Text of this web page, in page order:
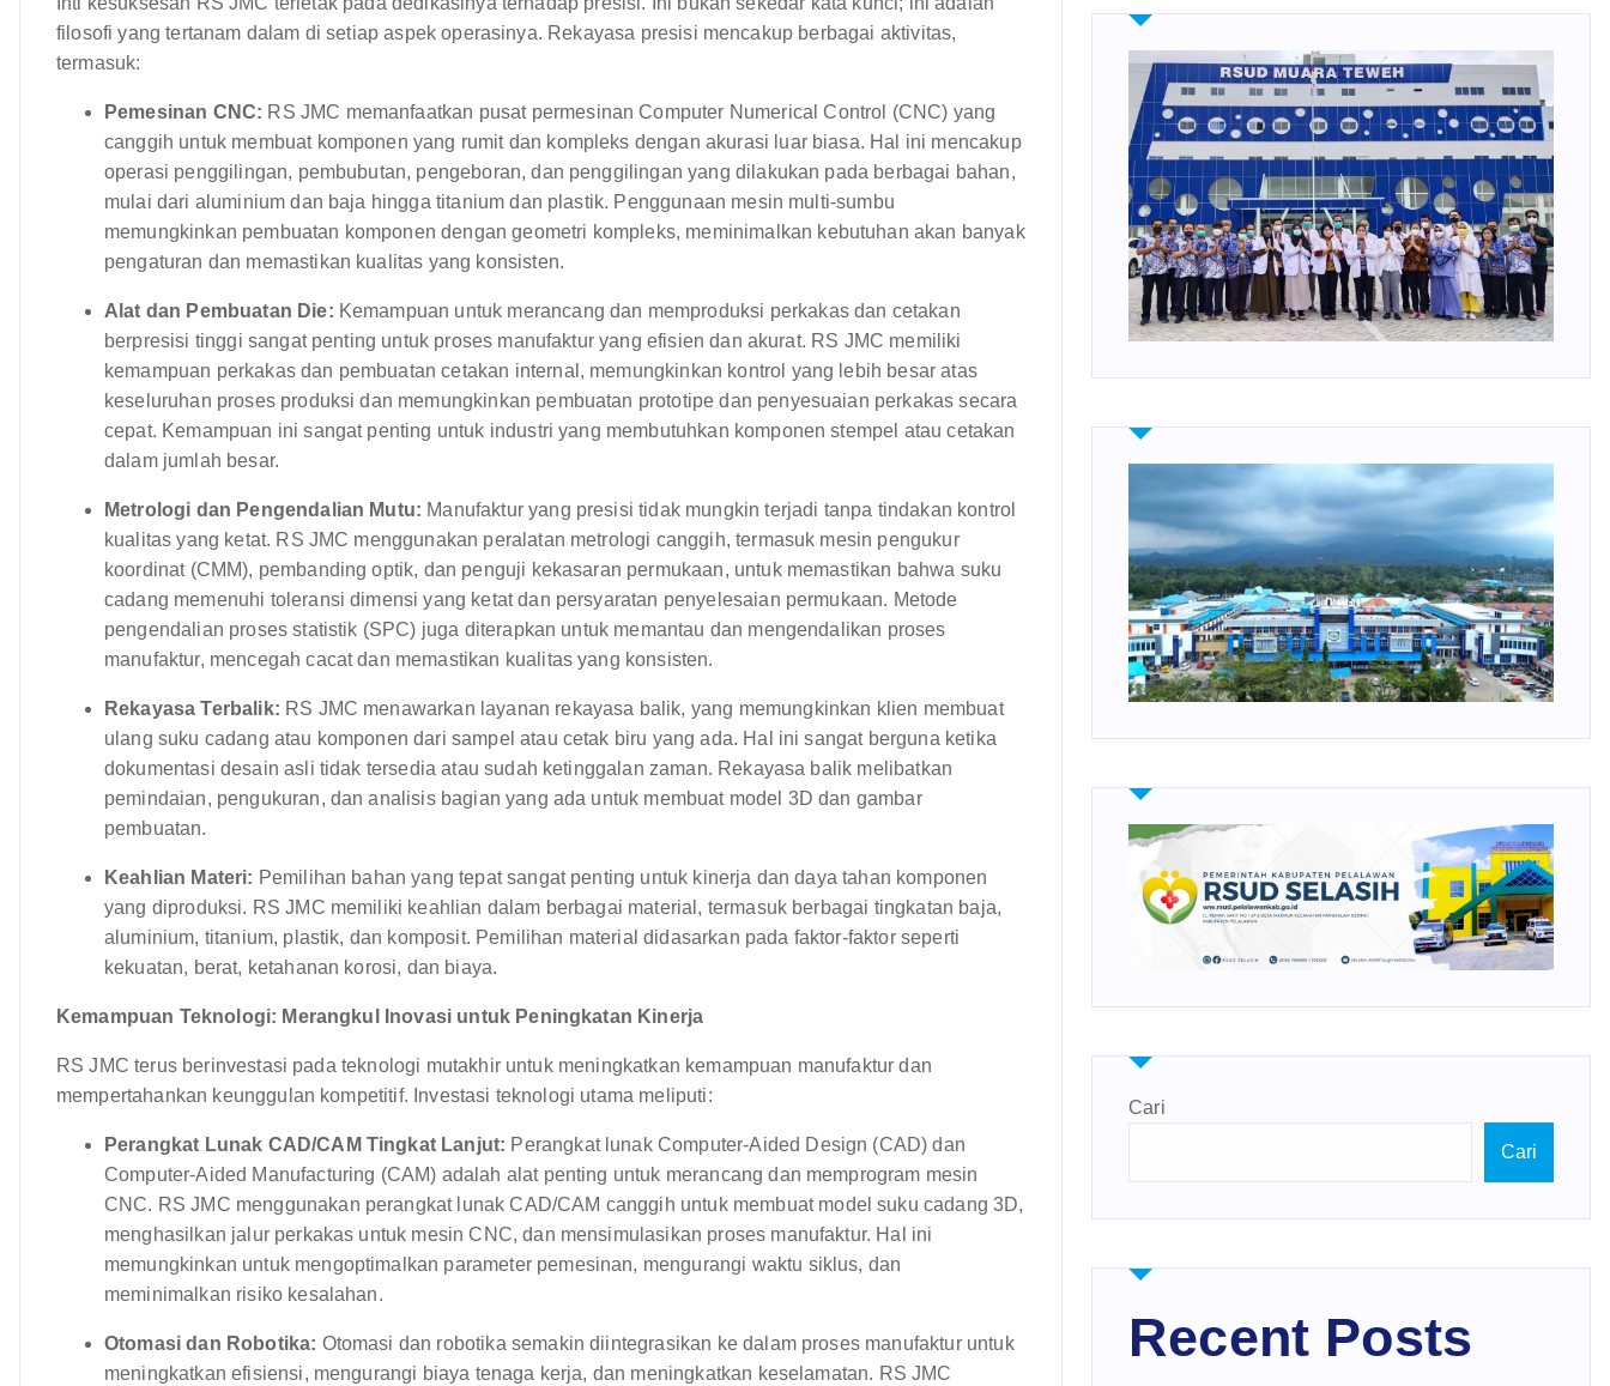
filosofi yang tertanam dalam di setiap aspek operasinya. Rekayasa presisi mencakup berbagai aktivitas,
termasuk:
Pemesinan CNC: RS JMC memanfaatkan pusat permesinan Computer Numerical Control (CNC) yang
canggih untuk membuat komponen yang rumit dan kompleks dengan akurasi luar biasa. Hal ini mencakup
operasi penggilingan, pembubutan, pengeboran, dan penggilingan yang dilakukan pada berbagai bahan,
mulai dari aluminium dan baja hingga titanium dan plastik. Penggunaan mesin multi-sumbu
memungkinkan pembuatan komponen dengan geometri kompleks, meminimalkan kebutuhan akan banyak
pengaturan dan memastikan kualitas yang konsisten.
Alat dan Pembuatan Die: Kemampuan untuk merancang dan memproduksi perkakas dan cetakan
berpresisi tinggi sangat penting untuk proses manufaktur yang efisien dan akurat. RS JMC memiliki
kemampuan perkakas dan pembuatan cetakan internal, memungkinkan kontrol yang lebih besar atas
keseluruhan proses produksi dan memungkinkan pembuatan prototipe dan penyesuaian perkakas secara
cepat. Kemampuan ini sangat penting untuk industri yang membutuhkan komponen stempel atau cetakan
dalam jumlah besar.
Metrologi dan Pengendalian Mutu: Manufaktur yang presisi tidak mungkin terjadi tanpa tindakan kontrol
kualitas yang ketat. RS JMC menggunakan peralatan metrologi canggih, termasuk mesin pengukur
koordinat (CMM), pembanding optik, dan penguji kekasaran permukaan, untuk memastikan bahwa suku
cadang memenuhi toleransi dimensi yang ketat dan persyaratan penyelesaian permukaan. Metode
pengendalian proses statistik (SPC) juga diterapkan untuk memantau dan mengendalikan proses
manufaktur, mencegah cacat dan memastikan kualitas yang konsisten.
Rekayasa Terbalik: RS JMC menawarkan layanan rekayasa balik, yang memungkinkan klien membuat
ulang suku cadang atau komponen dari sampel atau cetak biru yang ada. Hal ini sangat berguna ketika
dokumentasi desain asli tidak tersedia atau sudah ketinggalan zaman. Rekayasa balik melibatkan
pemindaian, pengukuran, dan analisis bagian yang ada untuk membuat model 3D dan gambar
pembuatan.
Keahlian Materi: Pemilihan bahan yang tepat sangat penting untuk kinerja dan daya tahan komponen
yang diproduksi. RS JMC memiliki keahlian dalam berbagai material, termasuk berbagai tingkatan baja,
aluminium, titanium, plastik, dan komposit. Pemilihan material didasarkan pada faktor-faktor seperti
kekuatan, berat, ketahanan korosi, dan biaya.
Kemampuan Teknologi: Merangkul Inovasi untuk Peningkatan Kinerja
RS JMC terus berinvestasi pada teknologi mutakhir untuk meningkatkan kemampuan manufaktur dan
mempertahankan keunggulan kompetitif. Investasi teknologi utama meliputi:
Perangkat Lunak CAD/CAM Tingkat Lanjut: Perangkat lunak Computer-Aided Design (CAD) dan
Computer-Aided Manufacturing (CAM) adalah alat penting untuk merancang dan memprogram mesin
CNC. RS JMC menggunakan perangkat lunak CAD/CAM canggih untuk membuat model suku cadang 3D,
menghasilkan jalur perkakas untuk mesin CNC, dan mensimulasikan proses manufaktur. Hal ini
memungkinkan untuk mengoptimalkan parameter pemesinan, mengurangi waktu siklus, dan
meminimalkan risiko kesalahan.
Otomasi dan Robotika: Otomasi dan robotika semakin diintegrasikan ke dalam proses manufaktur untuk
meningkatkan efisiensi, mengurangi biaya tenaga kerja, dan meningkatkan keselamatan. RS JMC
Cari
Cari
Recent Posts